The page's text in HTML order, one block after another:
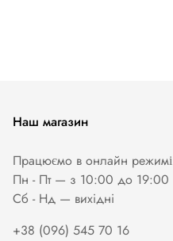
Наш магазин
Працюємо в онлайн режимі
Пн - Пт — з 10:00 до 19:00
Сб - Нд — вихiднi
+38 (096) 545 70 16